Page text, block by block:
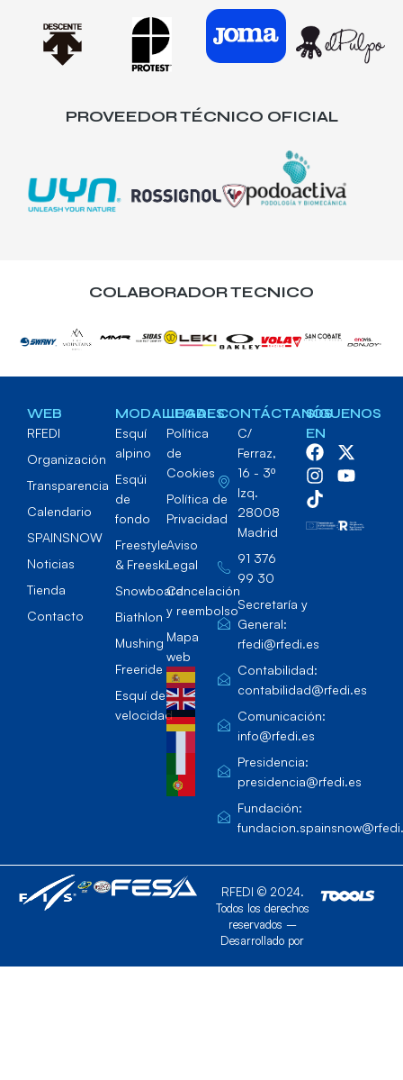
PROVEEDOR TÉCNICO OFICIAL
COLABORADOR TECNICO
WEB
RFEDI
Organización
Transparencia
Calendario
SPAINSNOW
Noticias
Tienda
Contacto
MODALIDADES
Esquí
alpino
Esqúi
de
fondo
Freestyle
& Freeski
Snowboard
Biathlon
Mushing
Freeride
Esquí de
velocidad
LEGAL
Política
de
Cookies
Política de
Privacidad
Aviso
Legal
Cancelación
y reembolso
Mapa
web
CONTÁCTANOS
C/
Ferraz,
16 - 3º
Izq.
28008
Madrid
91 376
99 30
Secretaría y
General:
rfedi@rfedi.es
Contabilidad:
contabilidad@rfedi.es
Comunicación:
info@rfedi.es
Presidencia:
presidencia@rfedi.es
Fundación:
SÍGUENOS
EN
RFEDI © 2024.
Todos los derechos
reservados –
Desarrollado por